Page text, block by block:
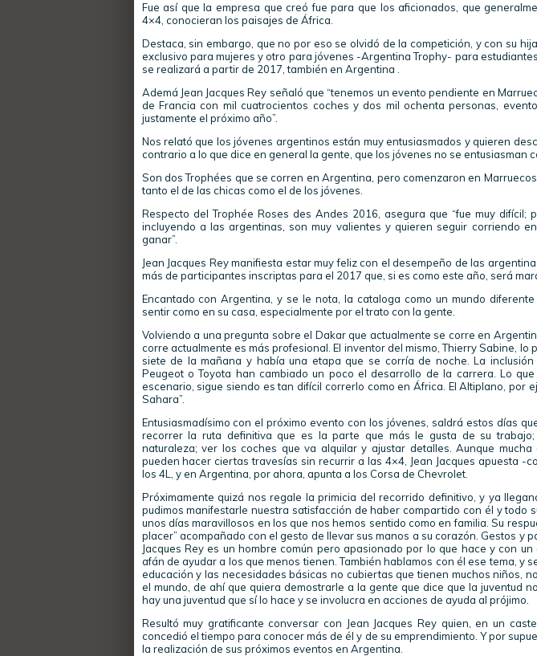
Fue así que la empresa que creó fue para que los aficionados, que
4×4, conocieran los paisajes de África.
Destaca, sin embargo, que no por eso se olvidó de la competición, y con su
exclusivo para mujeres y otro para jóvenes -Argentina Trophy- para
se realizará a partir de 2017, también en Argentina .
Ademá Jean Jacques Rey señaló que “tenemos un evento pendiente en
de Francia con mil cuatrocientos coches y dos mil ochenta personas,
justamente el próximo año”.
Nos relató que los jóvenes argentinos están muy entusiasmados y quieren
contrario a lo que dice en general la gente, que los jóvenes no se entusiasman
Son dos Trophées que se corren en Argentina, pero comenzaron en
tanto el de las chicas como el de los jóvenes.
Respecto del Trophée Roses des Andes 2016, asegura que “fue muy difícil;
incluyendo a las argentinas, son muy valientes y quieren seguir corriendo
ganar”.
Jean Jacques Rey manifiesta estar muy feliz con el desempeño de las
más de participantes inscriptas para el 2017 que, si es como este año, será
Encantado con Argentina, y se le nota, la cataloga como un mundo
sentir como en su casa, especialmente por el trato con la gente.
Volviendo a una pregunta sobre el Dakar que actualmente se corre en
corre actualmente es más profesional. El inventor del mismo, Thierry Sabine, lo
siete de la mañana y había una etapa que se corría de noche. La
Peugeot o Toyota han cambiado un poco el desarrollo de la carrera. Lo
escenario, sigue siendo es tan difícil correrlo como en África. El Altiplano, por
Sahara”.
Entusiasmadísimo con el próximo evento con los jóvenes, saldrá estos días
recorrer la ruta definitiva que es la parte que más le gusta de su
naturaleza; ver los coches que va alquilar y ajustar detalles. Aunque
pueden hacer ciertas travesías sin recurrir a las 4×4, Jean Jacques apuesta -
los 4L, y en Argentina, por ahora, apunta a los Corsa de Chevrolet.
Próximamente quizá nos regale la primicia del recorrido definitivo, y ya
pudimos manifestarle nuestra satisfacción de haber compartido con él y todo
unos días maravillosos en los que nos hemos sentido como en familia. Su
placer” acompañado con el gesto de llevar sus manos a su corazón. Gestos y
Jacques Rey es un hombre común pero apasionado por lo que hace y con
afán de ayudar a los que menos tienen. También hablamos con él ese tema, y
educación y las necesidades básicas no cubiertas que tienen muchos niños,
el mundo, de ahí que quiera demostrarle a la gente que dice que la juventud
hay una juventud que sí lo hace y se involucra en acciones de ayuda al prójimo.
Resultó muy gratificante conversar con Jean Jacques Rey quien, en un
concedió el tiempo para conocer más de él y de su emprendimiento. Y por
la realización de sus próximos eventos en Argentina.